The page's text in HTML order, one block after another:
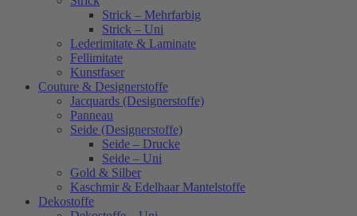
Strick – Mehrfarbig
Strick – Uni
Lederimitate & Laminate
Fellimitate
Kunstfaser
Couture & Designerstoffe
Jacquards (Designerstoffe)
Panneau
Seide (Designerstoffe)
Seide – Drucke
Seide – Uni
Gold & Silber
Kaschmir & Edelhaar Mantelstoffe
Dekostoffe